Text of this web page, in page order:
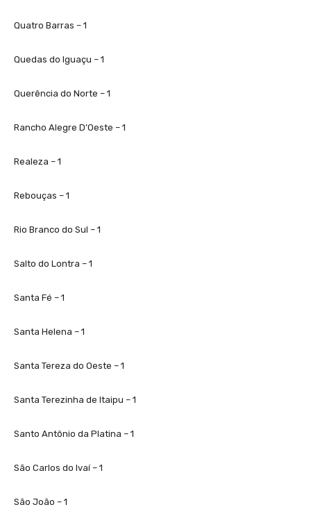
Quatro Barras – 1
Quedas do Iguaçu – 1
Querência do Norte – 1
Rancho Alegre D’Oeste – 1
Realeza – 1
Rebouças – 1
Rio Branco do Sul – 1
Salto do Lontra – 1
Santa Fé – 1
Santa Helena – 1
Santa Tereza do Oeste – 1
Santa Terezinha de Itaipu – 1
Santo Antônio da Platina – 1
São Carlos do Ivaí – 1
São João – 1